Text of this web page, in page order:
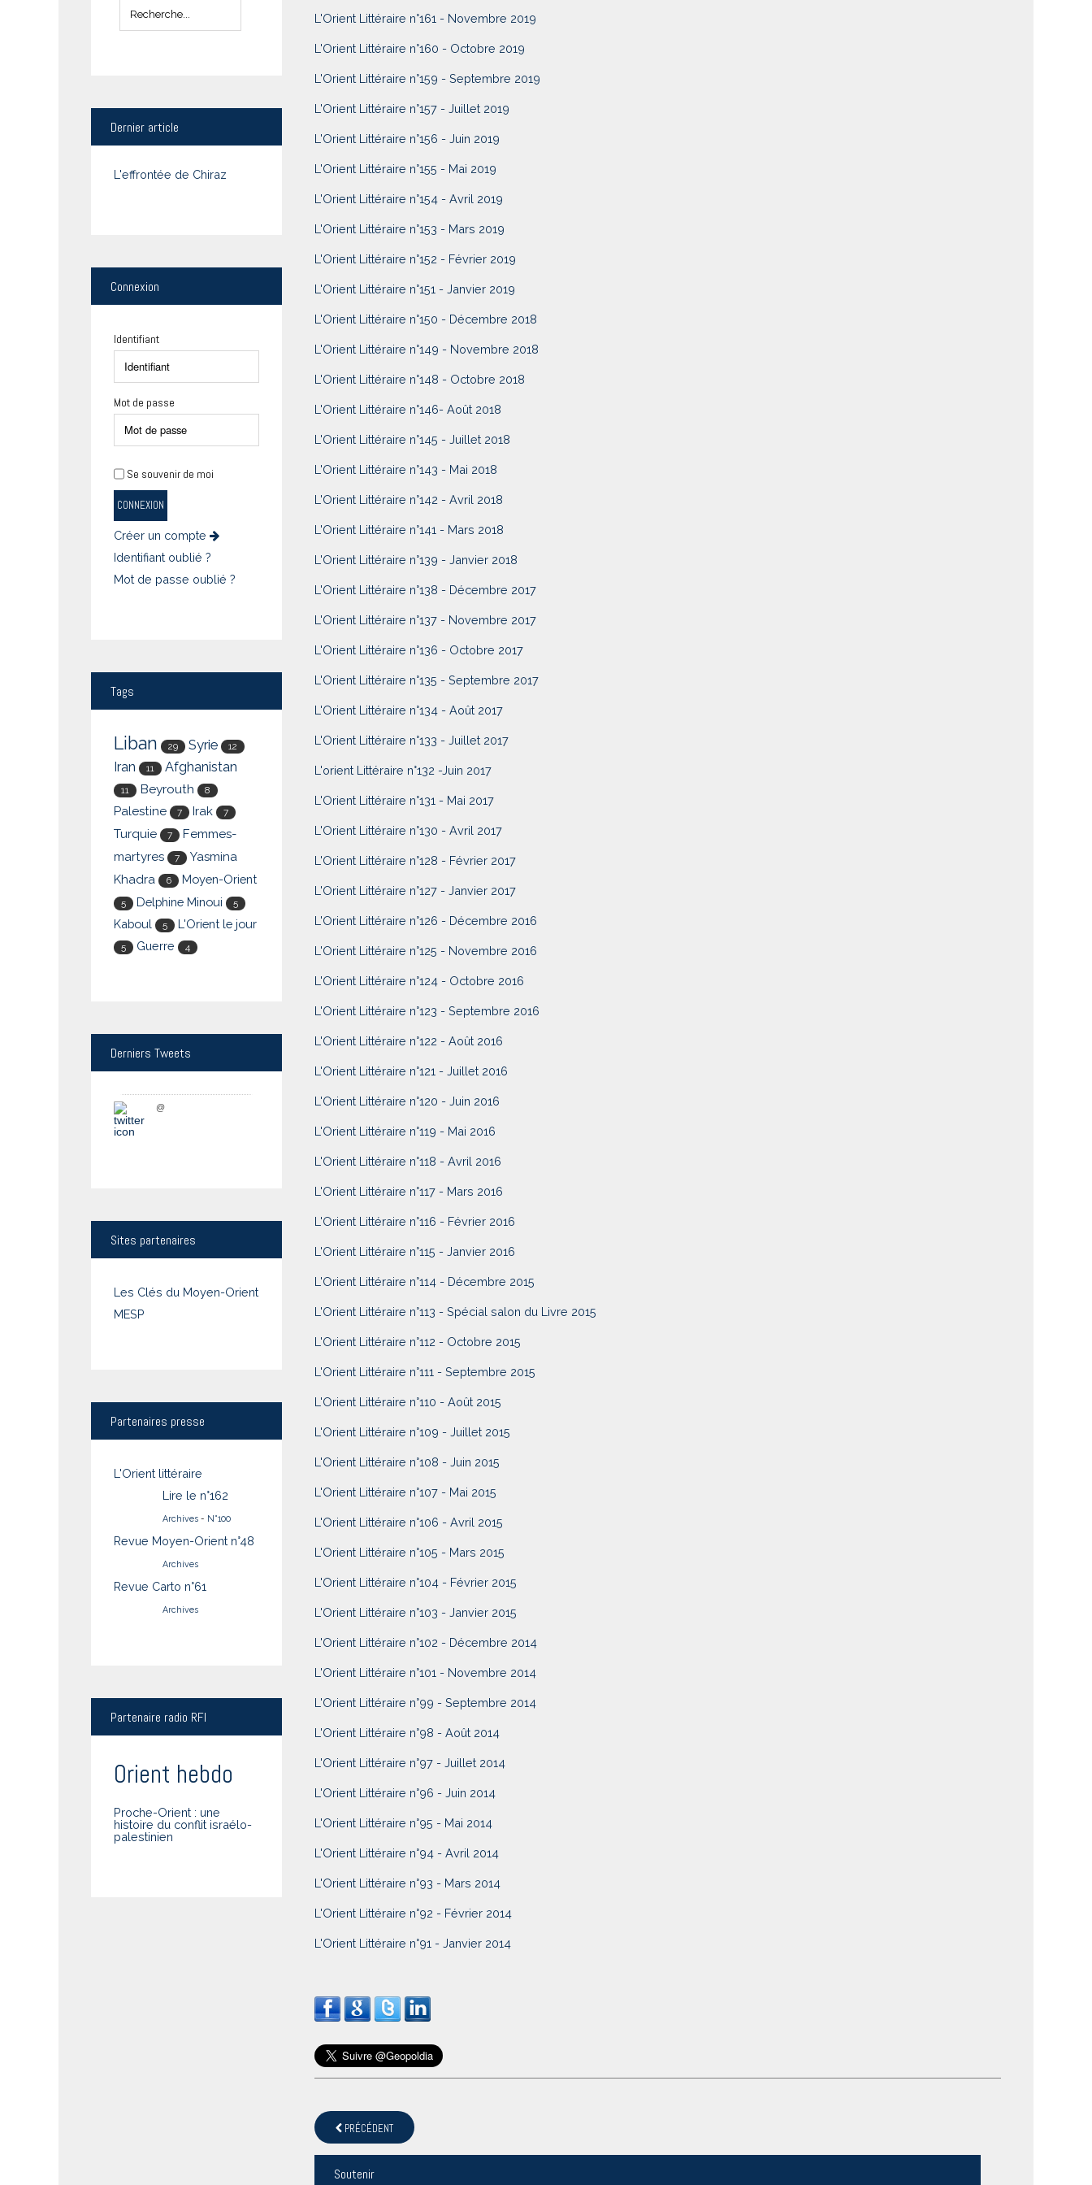
L'Orient Littéraire n°161 - Novembre 2019
L'Orient Littéraire n°160 - Octobre 2019
L'Orient Littéraire n°159 - Septembre 2019
L'Orient Littéraire n°157 - Juillet 2019
L'Orient Littéraire n°156 - Juin 2019
L'Orient Littéraire n°155 - Mai 2019
L'Orient Littéraire n°154 - Avril 2019
L'Orient Littéraire n°153 - Mars 2019
L'Orient Littéraire n°152 - Février 2019
L'Orient Littéraire n°151 - Janvier 2019
L'Orient Littéraire n°150 - Décembre 2018
L'Orient Littéraire n°149 - Novembre 2018
L'Orient Littéraire n°148 - Octobre 2018
L'Orient Littéraire n°146- Août 2018
L'Orient Littéraire n°145 - Juillet 2018
L'Orient Littéraire n°143 - Mai 2018
L'Orient Littéraire n°142 - Avril 2018
L'Orient Littéraire n°141 - Mars 2018
L'Orient Littéraire n°139 - Janvier 2018
L'Orient Littéraire n°138 - Décembre 2017
L'Orient Littéraire n°137 - Novembre 2017
L'Orient Littéraire n°136 - Octobre 2017
L'Orient Littéraire n°135 - Septembre 2017
L'Orient Littéraire n°134 - Août 2017
L'Orient Littéraire n°133 - Juillet 2017
L'orient Littéraire n°132 -Juin 2017
L'Orient Littéraire n°131 - Mai 2017
L'Orient Littéraire n°130 - Avril 2017
L'Orient Littéraire n°128 - Février 2017
L'Orient Littéraire n°127 - Janvier 2017
L'Orient Littéraire n°126 - Décembre 2016
L'Orient Littéraire n°125 - Novembre 2016
L'Orient Littéraire n°124 - Octobre 2016
L'Orient Littéraire n°123 - Septembre 2016
L'Orient Littéraire n°122 - Août 2016
L'Orient Littéraire n°121 - Juillet 2016
L'Orient Littéraire n°120 - Juin 2016
L'Orient Littéraire n°119 - Mai 2016
L'Orient Littéraire n°118 - Avril 2016
L'Orient Littéraire n°117 - Mars 2016
L'Orient Littéraire n°116 - Février 2016
L'Orient Littéraire n°115 - Janvier 2016
L'Orient Littéraire n°114 - Décembre 2015
L'Orient Littéraire n°113 - Spécial salon du Livre 2015
L'Orient Littéraire n°112 - Octobre 2015
L'Orient Littéraire n°111 - Septembre 2015
L'Orient Littéraire n°110 - Août 2015
L'Orient Littéraire n°109 - Juillet 2015
L'Orient Littéraire n°108 - Juin 2015
L'Orient Littéraire n°107 - Mai 2015
L'Orient Littéraire n°106 - Avril 2015
L'Orient Littéraire n°105 - Mars 2015
L'Orient Littéraire n°104 - Février 2015
L'Orient Littéraire n°103 - Janvier 2015
L'Orient Littéraire n°102 - Décembre 2014
L'Orient Littéraire n°101 - Novembre 2014
L'Orient Littéraire n°99 - Septembre 2014
L'Orient Littéraire n°98 - Août 2014
L'Orient Littéraire n°97 - Juillet 2014
L'Orient Littéraire n°96 - Juin 2014
L'Orient Littéraire n°95 - Mai 2014
L'Orient Littéraire n°94 - Avril 2014
L'Orient Littéraire n°93 - Mars 2014
L'Orient Littéraire n°92 - Février 2014
L'Orient Littéraire n°91 - Janvier 2014
PRÉCÉDENT
Soutenir
Dernier article
L'effrontée de Chiraz
Connexion
Identifiant
Mot de passe
Se souvenir de moi
CONNEXION
Créer un compte
Identifiant oublié ?
Mot de passe oublié ?
Tags
Liban 29 Syrie 12
Iran 11 Afghanistan
11 Beyrouth 8
Palestine 7 Irak 7
Turquie 7
Femmes-
martyres
7
Yasmina
Khadra
6 Moyen-Orient
5 Delphine Minoui 5
Kaboul 5 L'Orient le jour
5 Guerre 4
Derniers Tweets
@
Sites partenaires
Les Clés du Moyen-Orient
MESP
Partenaires presse
L'Orient littéraire
Lire le n°162
Archives - N°100
Revue Moyen-Orient n°48
Archives
Revue Carto n°61
Archives
Partenaire radio RFI
Orient hebdo
Proche-Orient : une
histoire du conflit israélo-
palestinien